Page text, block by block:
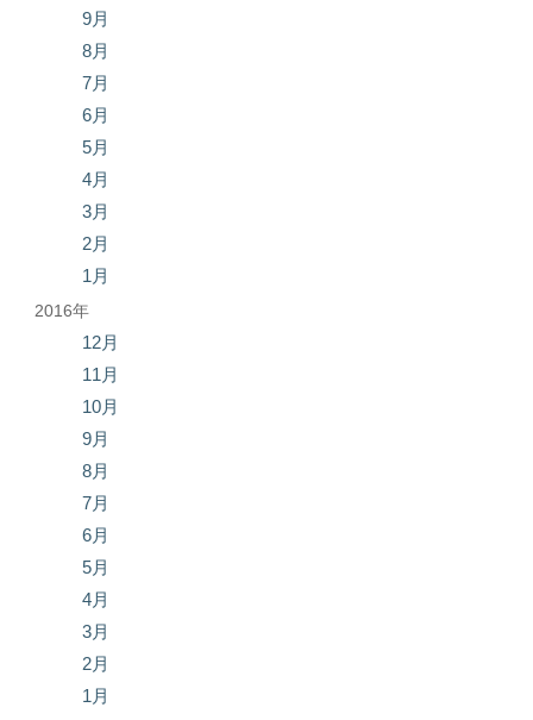
9月
8月
7月
6月
5月
4月
3月
2月
1月
2016年
12月
11月
10月
9月
8月
7月
6月
5月
4月
3月
2月
1月